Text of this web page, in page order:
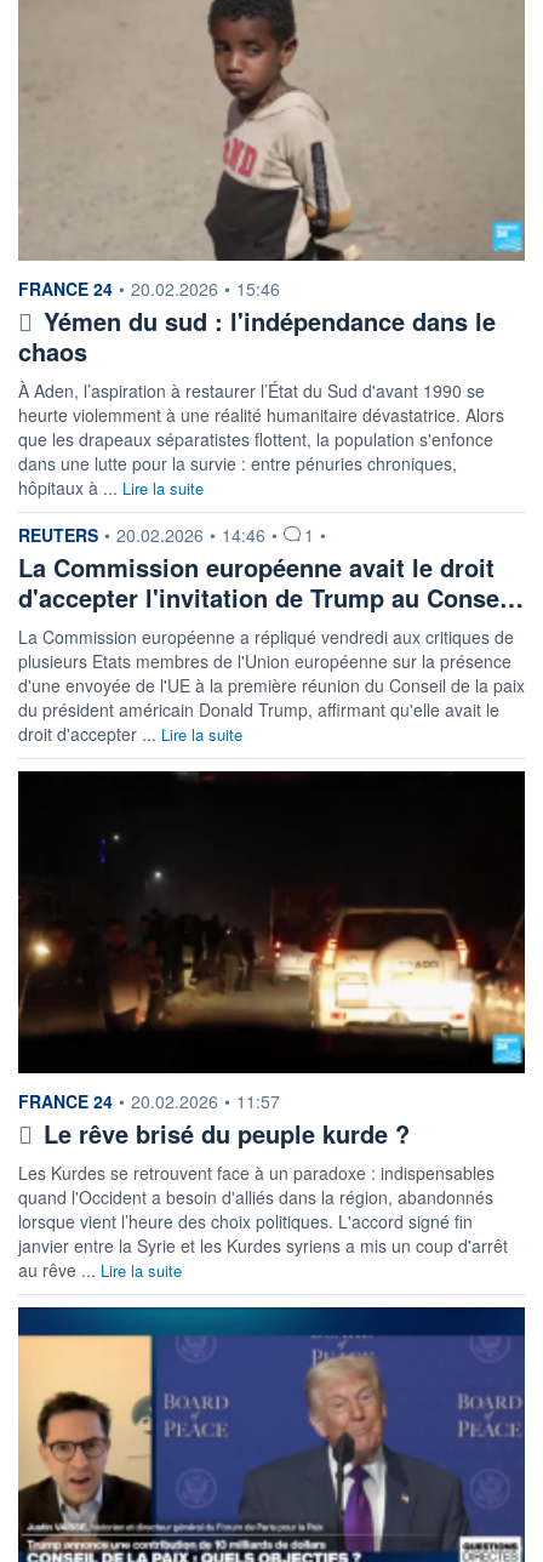
information fournie par
FRANCE 24 • 20.02.2026 • 15:46
Yémen du sud : l'indépendance dans le
chaos
À Aden, l’aspiration à restaurer l’État du Sud d'avant 1990 se
heurte violemment à une réalité humanitaire dévastatrice. Alors
que les drapeaux séparatistes flottent, la population s'enfonce
dans une lutte pour la survie : entre pénuries chroniques,
hôpitaux à ... Lire la suite
information fournie par
REUTERS • 20.02.2026 • 14:46 • 1 •
La Commission européenne avait le droit
d'accepter l'invitation de Trump au Conse…
La Commission européenne a répliqué vendredi aux critiques de
plusieurs Etats membres de l'Union européenne sur la présence
d'une envoyée de l'UE à la première réunion du Conseil de la paix
du président américain Donald Trump, affirmant qu'elle avait le
droit d'accepter ... Lire la suite
information fournie par
FRANCE 24 • 20.02.2026 • 11:57
Le rêve brisé du peuple kurde ?
Les Kurdes se retrouvent face à un paradoxe : indispensables
quand l'Occident a besoin d'alliés dans la région, abandonnés
lorsque vient l’heure des choix politiques. L'accord signé fin
janvier entre la Syrie et les Kurdes syriens a mis un coup d'arrêt
au rêve ... Lire la suite